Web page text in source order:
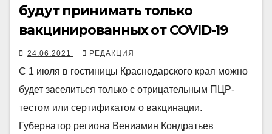
будут принимать только
вакцинированных от COVID-19
24.06.2021 РЕДАКЦИЯ
С 1 июля в гостиницы Краснодарского края можно
будет заселиться только с отрицательным ПЦР-
тестом или сертификатом о вакцинации.
Губернатор региона Вениамин Кондратьев